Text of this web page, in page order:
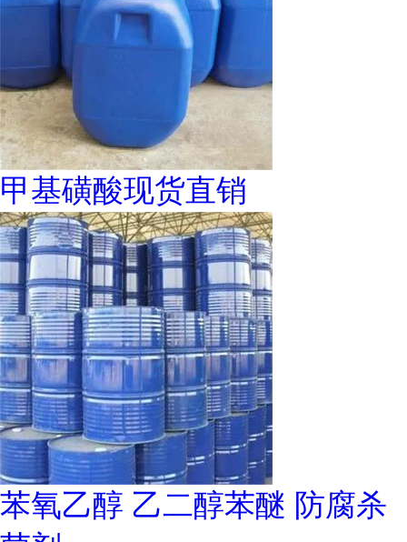
甲基磺酸现货直销
苯氧乙醇 乙二醇苯醚 防腐杀